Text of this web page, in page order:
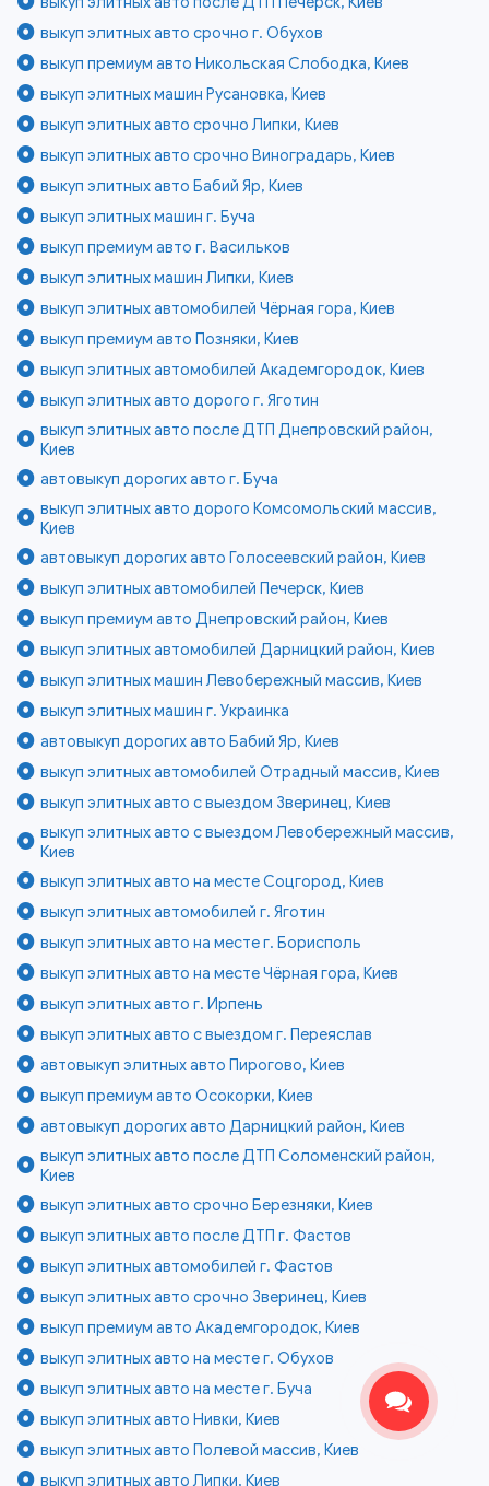
выкуп элитных авто срочно г. Обухов
выкуп премиум авто Никольская Слободка, Киев
выкуп элитных машин Русановка, Киев
выкуп элитных авто срочно Липки, Киев
выкуп элитных авто срочно Виноградарь, Киев
выкуп элитных авто Бабий Яр, Киев
выкуп элитных машин г. Буча
выкуп премиум авто г. Васильков
выкуп элитных машин Липки, Киев
выкуп элитных автомобилей Чёрная гора, Киев
выкуп премиум авто Позняки, Киев
выкуп элитных автомобилей Академгородок, Киев
выкуп элитных авто дорого г. Яготин
выкуп элитных авто после ДТП Днепровский район,
Киев
автовыкуп дорогих авто г. Буча
выкуп элитных авто дорого Комсомольский массив,
Киев
автовыкуп дорогих авто Голосеевский район, Киев
выкуп элитных автомобилей Печерск, Киев
выкуп премиум авто Днепровский район, Киев
выкуп элитных автомобилей Дарницкий район, Киев
выкуп элитных машин Левобережный массив, Киев
выкуп элитных машин г. Украинка
автовыкуп дорогих авто Бабий Яр, Киев
выкуп элитных автомобилей Отрадный массив, Киев
выкуп элитных авто с выездом Зверинец, Киев
выкуп элитных авто с выездом Левобережный массив,
Киев
выкуп элитных авто на месте Соцгород, Киев
выкуп элитных автомобилей г. Яготин
выкуп элитных авто на месте г. Борисполь
выкуп элитных авто на месте Чёрная гора, Киев
выкуп элитных авто г. Ирпень
выкуп элитных авто с выездом г. Переяслав
автовыкуп элитных авто Пирогово, Киев
выкуп премиум авто Осокорки, Киев
автовыкуп дорогих авто Дарницкий район, Киев
выкуп элитных авто после ДТП Соломенский район,
Киев
выкуп элитных авто срочно Березняки, Киев
выкуп элитных авто после ДТП г. Фастов
выкуп элитных автомобилей г. Фастов
выкуп элитных авто срочно Зверинец, Киев
выкуп премиум авто Академгородок, Киев
выкуп элитных авто на месте г. Обухов
выкуп элитных авто на месте г. Буча
выкуп элитных авто Нивки, Киев
выкуп элитных авто Полевой массив, Киев
выкуп элитных авто Липки, Киев